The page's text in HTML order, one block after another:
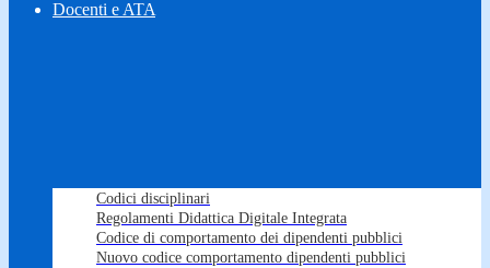
Docenti e ATA
Codici disciplinari
Regolamenti Didattica Digitale Integrata
Codice di comportamento dei dipendenti pubblici
Nuovo codice comportamento dipendenti pubblici